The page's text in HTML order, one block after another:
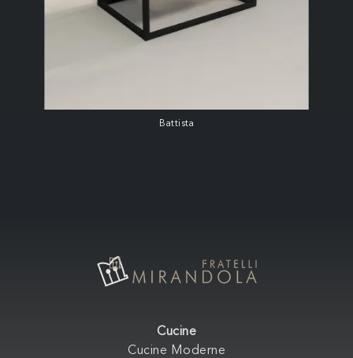
Battista
Cucine
Cucine Moderne